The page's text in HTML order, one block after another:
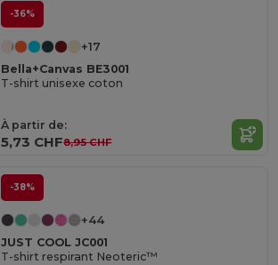
-36%
+17
Bella+Canvas BE3001
T-shirt unisexe coton
À partir de:
5,73 CHF8,95 CHF
-38%
+44
JUST COOL JC001
T-shirt respirant Neoteric™